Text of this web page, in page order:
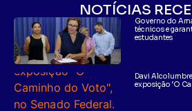
NOTÍCIAS
Governo do
técnicos e
estudantes
Davi
exposição ‘O